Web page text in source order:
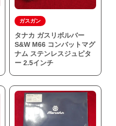
ガスガン
タナカ ガスリボルバー
S&W M66 コンバットマグ
ナム ステンレスジュピタ
ー 2.5インチ